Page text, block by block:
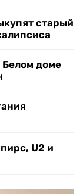
старый
Белом доме
U2 и